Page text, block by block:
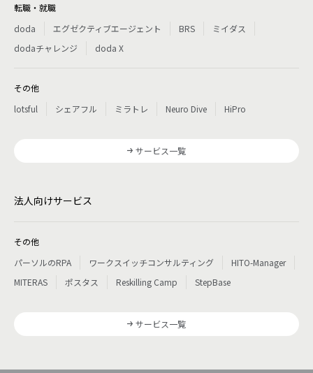
転職・就職
doda
エグゼクティブエージェント BRS
ミイダス
dodaチャレンジ
doda X
その他
lotsful
シェアフル ミラトレ Neuro Dive HiPro
サービス一覧
法人向けサービス
その他
パーソルのRPA
ワークスイッチコンサルティング
HITO-Manager
MITERAS
ポスタス Reskilling Camp StepBase
サービス一覧